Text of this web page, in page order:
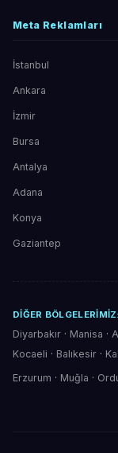
Meta Reklamları
İstanbul
Ankara
İzmir
Bursa
Antalya
Adana
Konya
Gaziantep
DIĞER BÖLGELERIMIZ:
Diyarbakır · Manisa ·
Kocaeli · Balıkesir ·
Erzurum · Muğla ·